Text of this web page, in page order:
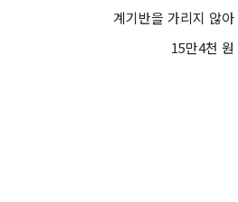
계기반을 가리지 않
15만4천 원